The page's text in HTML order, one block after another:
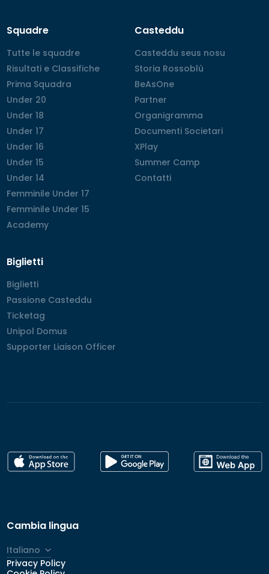
Squadre
Tutte le squadre
Tutte le squadre
Risultati e Classifiche
Risultati e Classifiche
Prima Squadra
Prima Squadra
Under 20
Under 20
Under 18
Under 18
Under 17
Under 17
Under 16
Under 16
Under 15
Under 15
Under 14
Under 14
Femminile Under 17
Femminile Under 17
Femminile Under 15
Femminile Under 15
Academy
Academy
Casteddu
Casteddu seus nosu
Casteddu seus nosu
Storia Rossoblù
Storia Rossoblù
BeAsOne
BeAsOne
Partner
Partner
Organigramma
Organigramma
Documenti Societari
Documenti Societari
XPlay
XPlay
Summer Camp
Summer Camp
Contatti
Contatti
Biglietti
Biglietti
Biglietti
Passione Casteddu
Passione Casteddu
Ticketag
Ticketag
Unipol Domus
Unipol Domus
Supporter Liaison Officer
Supporter Liaison Officer
Cambia lingua
Italiano
Privacy Policy